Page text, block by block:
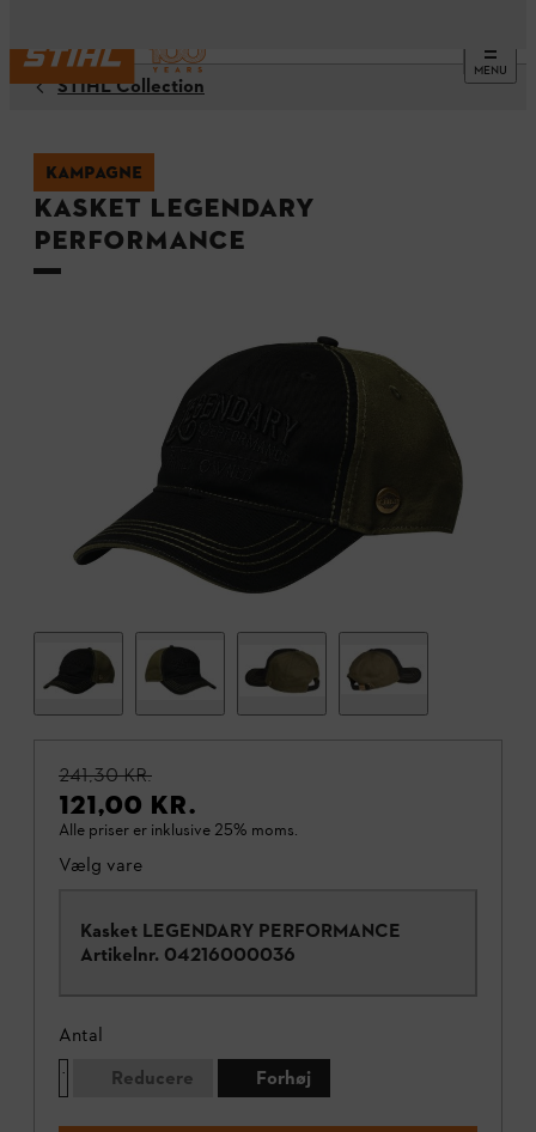
MENU
STIHL Collection
KAMPAGNE
Kasket LEGENDARY
PERFORMANCE
241,30 KR.
121,00 KR.
Alle priser er inklusive 25% moms.
Vælg vare
Kasket LEGENDARY PERFORMANCE
Artikelnr. 04216000036
Antal
Reducere
Forhøj